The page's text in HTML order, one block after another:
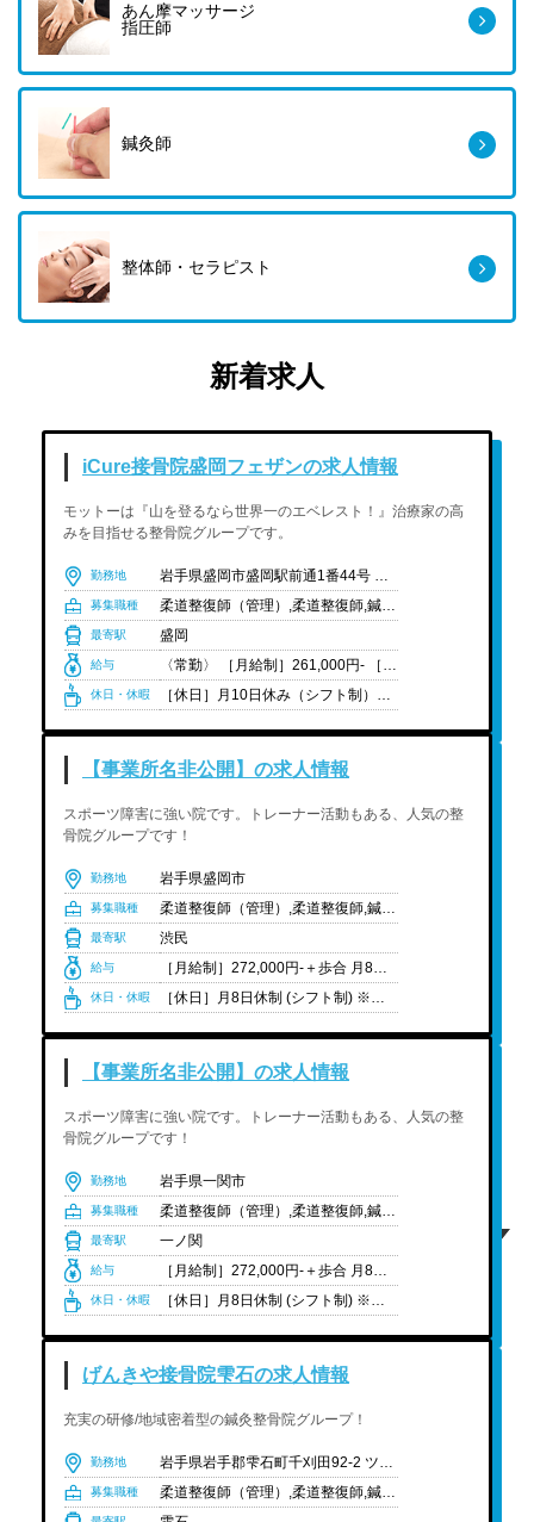
あん摩マッサージ
指圧師
鍼灸師
整体師・セラピスト
新着求人
iCure接骨院盛岡フェザンの求人情報
モットーは『山を登るなら世界一のエベレスト！』治療家の高
みを目指せる整骨院グループです。
勤務地 岩手県盛岡市盛岡駅前通1番44号 フェザン盛岡地下1階
募集職種 柔道整復師（管理）,柔道整復師,鍼灸師,あん摩ﾏｯｻｰｼﾞ指圧師,国資学生（柔道整復）,国資学生（鍼灸）,国資学生（あん摩ﾏｯｻｰｼﾞ指圧）
最寄駅 盛岡
給与 〈常勤〉 ［月給制］261,000円- ［想定年収］3,132,000円- ※経験や状況に応じて変動可能性有り ※中途の場合、前職給与保障制度が可能 （ただし、会社規定基準に満たない場合減給となる場合もあり） ※固定残業10時間を超過した分は別途支給 ［給与内訳］ 基本給:244,200円 固定残業代（10時間分）:16,800円 ［対象者のみ支給］ ・住宅手当 … 東京23区内/大阪市内在住の賃貸世帯主の場合:2万円 … 上記エリア以外で賃貸世帯主の場合:1万円 ・コミュニケーション食事補助:2,000円 ・家族手当 … 配偶者（扶養内）:2,000円-7,000円 … お子様（扶養内）:3,000円/人 ・引っ越し手当:最大10万円支給 … 新卒のみに適応 ・Wライセンス手当（柔道整復師＋鍼灸師）:1万円 院長 ［想定年収］4,50万円-6,00万円 テクニカルディレクター/スーパーバイザー ［想定年収］5,50万円-7,00万円 チーフテクニカルディレクター/エリアマネージャー ［想定年収］6,50万円-8,00万円 エリアマネージャー ［想定年収］6,50万円-8,00万円 ゼネラルマネージャー ［想定年収］7,50万円-10,00万円 〈非常勤〉 ［時給］1,230円 -
休日・休暇 ［休日］月10日休み（シフト制）、バースデー休暇（半休付与） ※院の立地により固定休やシフト休の違い有り ※休日出勤一切なし ［休暇］年末年始休暇・夏季休暇（月10日休みに含む） ※有給休暇は法定通り支給 ［年間休日］120日
【事業所名非公開】の求人情報
スポーツ障害に強い院です。トレーナー活動もある、人気の整
骨院グループです！
勤務地 岩手県盛岡市
募集職種 柔道整復師（管理）,柔道整復師,鍼灸師,あん摩ﾏｯｻｰｼﾞ指圧師,国資学生（柔道整復）,国資学生（鍼灸）,国資学生（あん摩ﾏｯｻｰｼﾞ指圧）
最寄駅 渋民
給与 ［月給制］272,000円-＋歩合 月8休み:272,000円- ＋歩合(10:00-20:00) ［給与内訳］ ・基本給:232,940円 ・固定残業代（25.5時間分）:39,060円 月9休み:265,000円- +歩合（10:00-20:00） ［給与内訳］ ・基本給:223,132円 ・固定残業代（24時間分）:41,868円 月8休み午前午後シフト:24万円- ＋歩合(9:00-18:00/12:00-21:00) ［給与内訳］ ・基本給:204,742円 ・固定残業代（23時間分）:35,258円 月8休み時短シフト:22万円-(9:00-18:00) ［給与内訳］ ・基本給:204,742円 ・固定残業代（10時間分）:15,258円 月9休み時短シフト:21万円-(9:00-18:00) ［給与内訳］ ・基本給:196,160円 ・固定残業代（9時間分）:13,840円 月12日休み制:20万円-(10:00-20:00) ［給与内訳］ ・基本給:170,414円 ・固定残業代（19時間分）:29,586円 月12日休み制時短シフト:17万円-(9:00-18:00) ［給与内訳］ ・基本給:127,504円 ・固定残業代（27.7時間分）:42,496円 ・経験年数1年-2年:277,000円 ・経験年数3年-4年:282,000円 ・経験年数5年-6年:287,000円 ・経験年数7年-9年:292,000円 ・経験年数10年以上:297,000円 ※経験や状況に応じて変動可能性有り 経験者対象:前職給与考慮制度あり(入社後1年間適応)※週休2日制フルタイムのみ対象 ［対象者のみ支給］ ・Wライセンス手当(柔道整復師・鍼灸師):1万円 ・管理柔道整復師鍼灸師手当:2,000円(使用時:12,000円) ・歩合:成績により毎月支給される手当 ※予算達成状況によって出ない場合もございます(支給される場合は5,000円-最大1万円/月)。 ・住宅手当:5,000円/月(勤続年数によって変動する) ※実家以外の方対象 ・子供手当:3,000円/月(一人あたり)
休日・休暇 ［休日］月8日休制 (シフト制) ※その他、月9日休制、月12日休制あり ［休暇］夏季休暇(2日)・年末年始休暇(3日)・リフレッシュ休暇・ウェディング休暇・慶弔休暇・産前休暇・産後休暇・育児休暇 ※有給休暇は法定通り付与 ［年間休日］106日前後（4週8休選択時）、118日前後（4週9休選択時）160日前後(週休3日選択時)
【事業所名非公開】の求人情報
スポーツ障害に強い院です。トレーナー活動もある、人気の整
骨院グループです！
勤務地 岩手県一関市
募集職種 柔道整復師（管理）,柔道整復師,鍼灸師,あん摩ﾏｯｻｰｼﾞ指圧師,国資学生（柔道整復）,国資学生（鍼灸）,国資学生（あん摩ﾏｯｻｰｼﾞ指圧）
最寄駅 一ノ関
給与 ［月給制］272,000円-＋歩合 月8休み:272,000円- ＋歩合(10:00-20:00) ［給与内訳］ ・基本給:232,940円 ・固定残業代（25.5時間分）:39,060円 月9休み:265,000円- +歩合（10:00-20:00） ［給与内訳］ ・基本給:223,132円 ・固定残業代（24時間分）:41,868円 月8休み午前午後シフト:24万円- ＋歩合(9:00-18:00/12:00-21:00) ［給与内訳］ ・基本給:204,742円 ・固定残業代（23時間分）:35,258円 月8休み時短シフト:22万円-(9:00-18:00) ［給与内訳］ ・基本給:204,742円 ・固定残業代（10時間分）:15,258円 月9休み時短シフト:21万円-(9:00-18:00) ［給与内訳］ ・基本給:196,160円 ・固定残業代（9時間分）:13,840円 月12日休み制:20万円-(10:00-20:00) ［給与内訳］ ・基本給:170,414円 ・固定残業代（19時間分）:29,586円 月12日休み制時短シフト:17万円-(9:00-18:00) ［給与内訳］ ・基本給:127,504円 ・固定残業代（27.7時間分）:42,496円 ・経験年数1年-2年:277,000円 ・経験年数3年-4年:282,000円 ・経験年数5年-6年:287,000円 ・経験年数7年-9年:292,000円 ・経験年数10年以上:297,000円 ※経験や状況に応じて変動可能性有り 経験者対象:前職給与考慮制度あり(入社後1年間適応)※週休2日制フルタイムのみ対象 ［対象者のみ支給］ ・Wライセンス手当(柔道整復師・鍼灸師):1万円 ・管理柔道整復師鍼灸師手当:2,000円(使用時:12,000円) ・歩合:成績により毎月支給される手当 ※予算達成状況によって出ない場合もございます(支給される場合は5,000円-最大1万円/月)。 ・住宅手当:5,000円/月(勤続年数によって変動する) ※実家以外の方対象 ・子供手当:3,000円/月(一人あたり)
休日・休暇 ［休日］月8日休制 (シフト制) ※その他、月9日休制、月12日休制あり ［休暇］夏季休暇(2日)・年末年始休暇(3日)・リフレッシュ休暇・ウェディング休暇・慶弔休暇・産前休暇・産後休暇・育児休暇 ※有給休暇は法定通り付与 ［年間休日］106日前後（4週8休選択時）、118日前後（4週9休選択時）160日前後(週休3日選択時)
げんきや接骨院雫石の求人情報
充実の研修/地域密着型の鍼灸整骨院グループ！
勤務地 岩手県岩手郡雫石町千刈田92-2 ツルハドラッグ雫石店内1F
募集職種 柔道整復師（管理）,柔道整復師,鍼灸師,国資学生（柔道整復）,国資学生（鍼灸）